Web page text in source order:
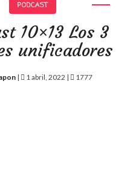
PODCAST
10×13 Los 3
unificadores
| 1 abril, 2022 | 1777